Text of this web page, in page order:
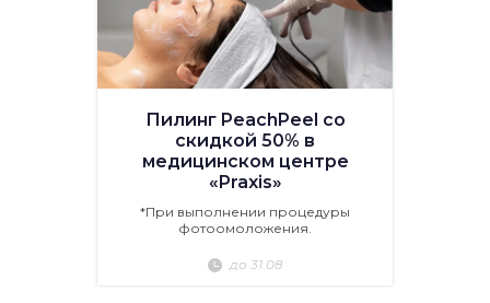
Пилинг PeachPeel со
скидкой 50% в
медицинском центре
«Praxis»
*При выполнении процедуры
фотоомоложения.
до 31.08